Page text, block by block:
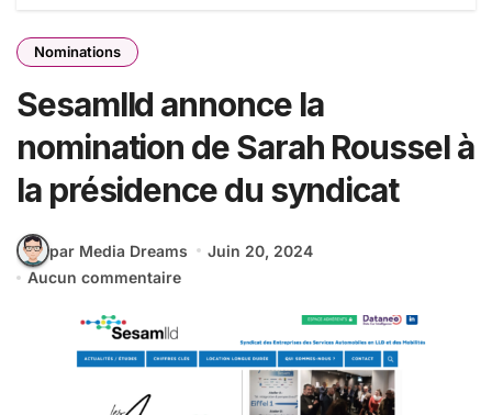
Nominations
Sesamlld annonce la
nomination de Sarah Roussel à
la présidence du syndicat
par Media Dreams
Juin 20, 2024
Aucun commentaire